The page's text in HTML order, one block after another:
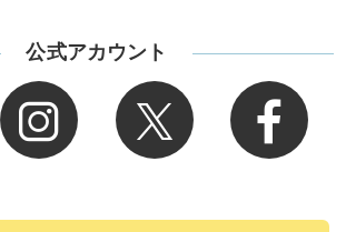
公式アカウント